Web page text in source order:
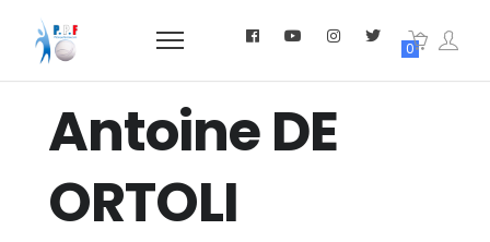
0
Antoine DE
ORTOLI